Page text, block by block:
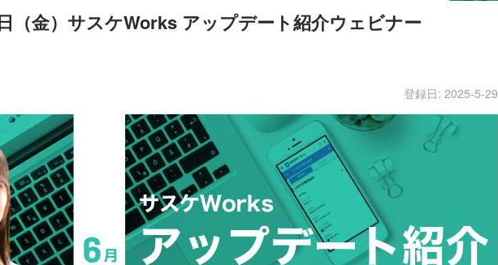
（金）サスケWorks アップデート紹介ウェビナー
登録日: 2025-5-29